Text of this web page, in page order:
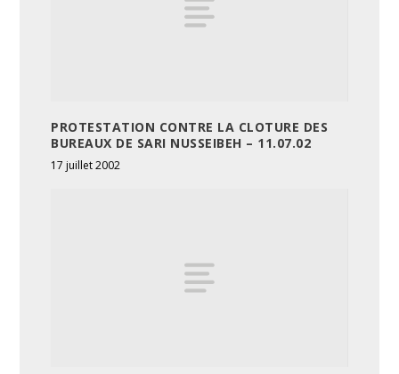
PROTESTATION CONTRE LA CLOTURE DES
BUREAUX DE SARI NUSSEIBEH – 11.07.02
17 juillet 2002